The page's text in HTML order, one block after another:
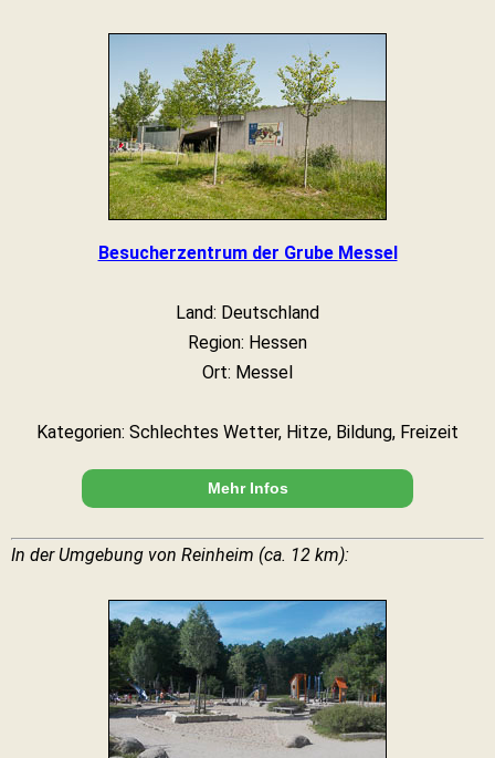
Besucherzentrum der Grube Messel
Land: Deutschland
Region: Hessen
Ort: Messel
Kategorien: Schlechtes Wetter, Hitze, Bildung, Freizeit
Mehr Infos
In der Umgebung von Reinheim (ca. 12 km):